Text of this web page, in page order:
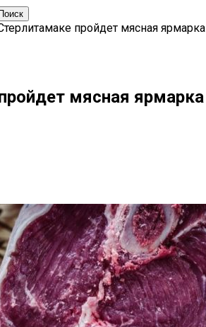
пройдет мясная ярмарка
мясная ярмарка